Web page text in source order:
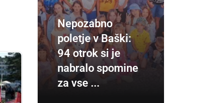
Nepozabno
poletje v Baški:
94 otrok si je
nabralo spomine
za vse ...